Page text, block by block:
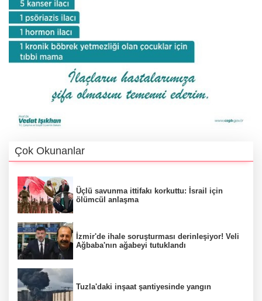
Çok Okunanlar
Üçlü savunma ittifakı korkuttu: İsrail için
ölümcül anlaşma
İzmir'de ihale soruşturması derinleşiyor! Veli
Ağbaba'nın ağabeyi tutuklandı
Tuzla'daki inşaat şantiyesinde yangın